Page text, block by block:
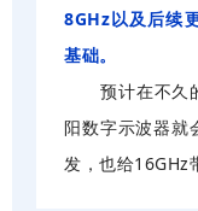
8GHz以及后续
基础。
预计在不久
阳数字示波器就
发，也给16GHz